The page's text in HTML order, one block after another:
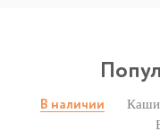
В наличии Каши